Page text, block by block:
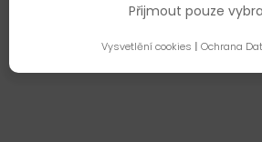
Přijmout pouze
Vysvetlění cookies | Ochrana Dat